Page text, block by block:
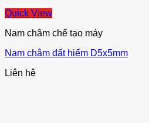
Quick View
Nam châm chế tạo máy
Nam châm đất hiếm D5x5mm
Liên hệ